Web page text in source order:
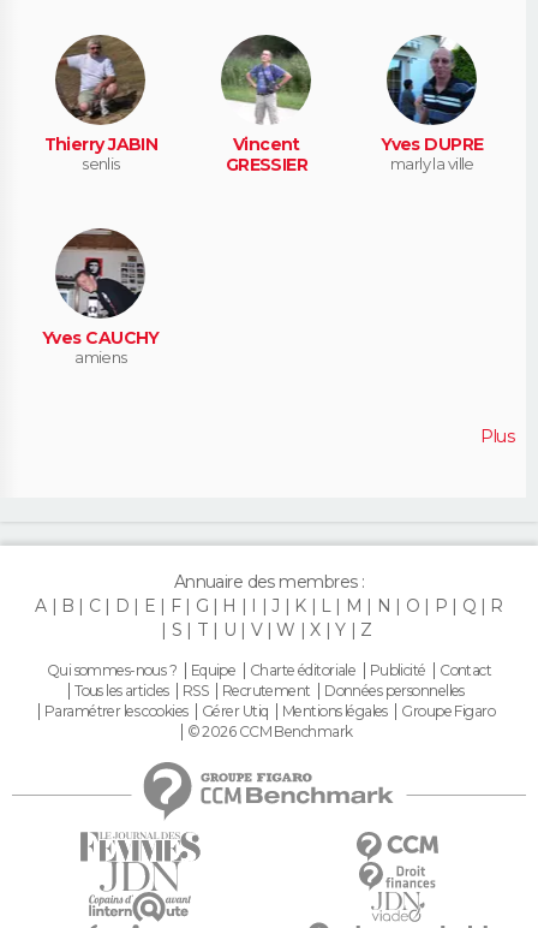
Thierry JABIN
senlis
Vincent
GRESSIER
Yves DUPRE
marly la ville
Yves CAUCHY
amiens
Plus
Annuaire des membres :
A
B C D E F G H I J K L M N O P Q
R
S
T U V W X Y Z
Qui sommes-nous ? Equipe Charte éditoriale Publicité
Contact
Tous les articles
RSS Recrutement
Données personnelles
Paramétrer les cookies
Gérer Utiq Mentions légales
Groupe Figaro
© 2026 CCM Benchmark